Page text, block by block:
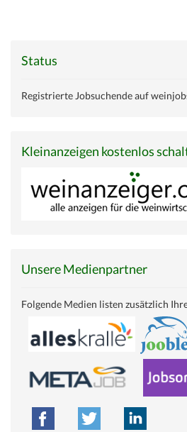
Status
Registrierte Jobsuchende auf
Kleinanzeigen kostenlos
Unsere Medienpartner
Folgende Medien listen zusätzlich